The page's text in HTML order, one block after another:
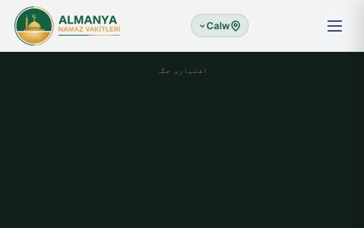
Calw
اشتہاری جگہ